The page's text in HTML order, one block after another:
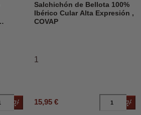
Añadir al carrito
Salchichón de Bellota 100%
Ibérico Cular Alta Expresión ,
COVAP
1
15,95 €